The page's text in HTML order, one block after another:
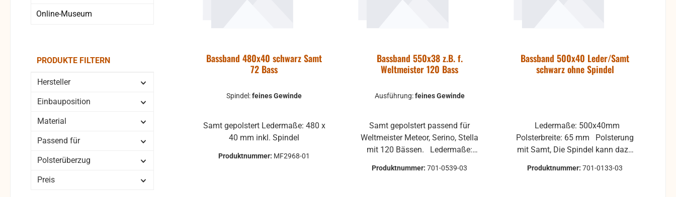
Online-Museum
PRODUKTE FILTERN
Hersteller
Einbauposition
Material
Passend für
Polsterüberzug
Preis
Bassband 480x40 schwarz Samt
72 Bass
Spindel:feines Gewinde
Samt gepolstert Ledermaße: 480 x
40 mm inkl. Spindel
Produktnummer: MF2968-01
Bassband 550x38 z.B. f.
Weltmeister 120 Bass
Ausführung:feines Gewinde
Samt gepolstert passend für
Weltmeister Meteor, Serino, Stella
mit 120 Bässen. Ledermaße:
Produktnummer:701-0539-03
Bassband 500x40 Leder/Samt
schwarz ohne Spindel
Polsterbreite: 65 mm Polsterung
mit Samt, Die Spindel kann dazu
Produktnummer:701-0133-03